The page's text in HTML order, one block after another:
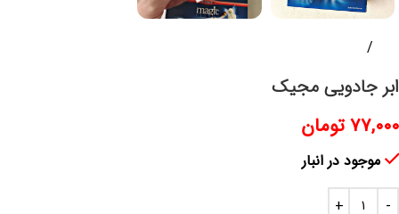
ابر جادویی مجیک
۷۷,۰۰۰تومان
موجود در انبار